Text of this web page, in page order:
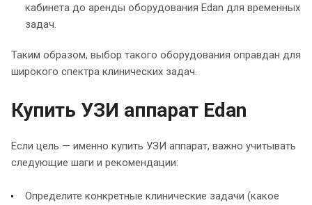
кабинета до аренды оборудования Edan для временных
задач.
Таким образом, выбор такого оборудования оправдан для
широкого спектра клинических задач.
Купить УЗИ аппарат Edan
Если цель — именно купить УЗИ аппарат, важно учитывать
следующие шаги и рекомендации:
Определите конкретные клинические задачи (какое